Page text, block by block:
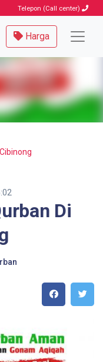
Telepon (Call center)
Harga
Di